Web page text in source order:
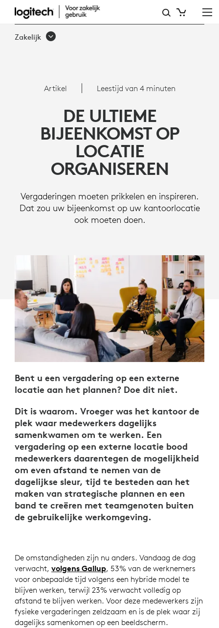
ARTIKEL:
DE
LOCATIE
ORGANISEREN
Zakelijk
Artikel Leestijd van 4 minuten
DE ULTIEME
BIJEENKOMST OP
LOCATIE
ORGANISEREN
Vergaderingen moeten prikkelen en inspireren.
Dat zou uw bijeenkomst op uw kantoorlocatie
ook moeten doen.
Bent u een vergadering op een externe
locatie aan het plannen? Doe dit niet.
Dit is waarom. Vroeger was het kantoor de
plek waar medewerkers dagelijks
samenkwamen om te werken. Een
vergadering op een externe locatie bood
medewerkers daarentegen de mogelijkheid
om even afstand te nemen van de
dagelijkse sleur, tijd te besteden aan het
maken van strategische plannen en een
band te creëren met teamgenoten buiten
de gebruikelijke werkomgeving.
De omstandigheden zijn nu anders. Vandaag de dag
verwacht, volgens Gallup, 53% van de werknemers
voor onbepaalde tijd volgens een hybride model te
blijven werken, terwijl 23% verwacht volledig op
afstand te blijven werken. Voor deze medewerkers zijn
fysieke vergaderingen zeldzaam en is de plek waar zij
dagelijks samenkomen op een beeldscherm.